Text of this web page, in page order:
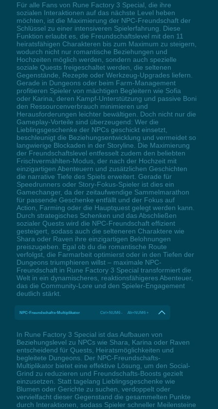
Für alle Fans von Rune Factory 3 Special, die ihre
sozialen Interaktionen auf das nächste Level heben
möchten, ist die Maximierung der NPC-Freundschaft der
Schlüssel zu einer intensiveren Spielerfahrung. Diese
Funktion erlaubt es, die Freundschaftslevel mit den 11
heiratsfähigen Charakteren bis zum Maximum zu steigern,
wodurch nicht nur romantische Beziehungen und
Hochzeiten möglich werden, sondern auch spezielle
soziale Quests freigeschaltet werden, die seltenen
Gegenstände, Rezepte oder Werkzeug-Upgrades liefern.
Gerade in Dungeons oder beim Farm-Management
profitieren Spieler von mächtigen Begleitern wie Sofia
oder Karina, deren Kampf-Unterstützung und passive Boni
den Ressourcenverbrauch minimieren und
Herausforderungen leichter bewältigen. Doch nicht nur die
Gameplay-Vorteile sind überzeugend: Wer die
Lieblingsgeschenke der NPCs geschickt einsetzt,
beschleunigt die Beziehungsentwicklung und vermeidet so
langwierige Blockaden in der Storyline. Die Maximierung
der Freundschaftslevel entfesselt zudem den beliebten
Frischvermählten-Modus, der nach der Hochzeit mit
einzigartigen Abenteuern und zusätzlichen Geschichten
die narrative Tiefe des Spiels erweitert. Gerade für
Speedrunners oder Story-Fokus-Spieler ist dies ein
Gamechanger, da der zeitaufwendige Sammelmarathon
für passende Geschenke entfällt und der Fokus auf
Action, Farming oder die Hauptquest gelegt werden kann.
Durch strategisches Schenken und das Abschließen
sozialer Quests wird die NPC-Freundschaft effizient
gesteigert, sodass auch die selteneren Charaktere wie
Shara oder Raven ihre einzigartigen Belohnungen
preiszugeben. Egal ob du die romantische Route
verfolgst, die Farmarbeit optimierst oder in den Tiefen der
Dungeons triumphieren willst – maximale NPC-
Freundschaft in Rune Factory 3 Special transformiert die
Welt in ein dynamischeres, reaktionsfähigeres Abenteuer,
das die Community-Lore und den Spieler-Engagement
deutlich stärkt.
NPC-Freundschafts-Multiplikator Ctrl+NUM6 - Alt+NUM6 +
In Rune Factory 3 Special ist das Aufbauen von
Beziehungslevel zu NPCs wie Shara, Karina oder Raven
entscheidend für Quests, Heiratsmöglichkeiten und
begleitete Dungeons. Der NPC-Freundschafts-
Multiplikator bietet eine effektive Lösung, um den Social-
Grind zu reduzieren und Freundschafts-Boosts gezielt
einzusetzen. Statt tagelang Lieblingsgeschenke wie
Blumen oder Gerichte zu suchen, verdoppelt oder
vervielfacht dieser Gegenstand die gesammelten Punkte
durch Interaktionen, sodass Spieler schneller Meilensteine